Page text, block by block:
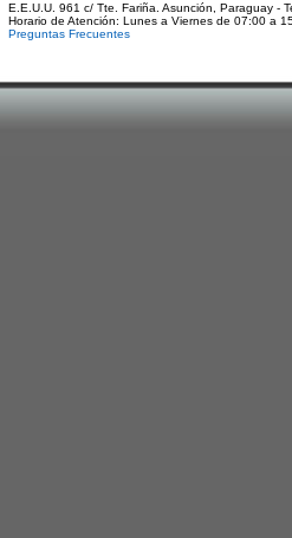
E.E.U.U. 961 c/ Tte. Fariña. Asunción, Paraguay -
Horario de Atención: Lunes a Viernes de 07:00 a
Preguntas Frecuentes